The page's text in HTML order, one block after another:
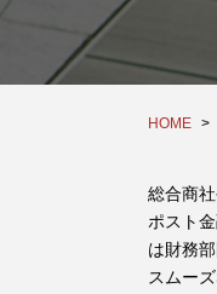
HOME
総合商
ポスト
は財務
スムー